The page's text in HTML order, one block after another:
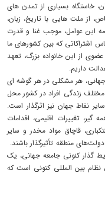
درصد جمعیت جهان، خاستگاه بسیاری از تمدن های
از ملت هایی با تاریخ، زبان،
عوامل، موجب غنا و قدرت
اشتراکاتی که بین کشورهای ‌ما
از این خانواده بزرگ، تعهد
داریم.
هر مشکلی در هر گوشه ای
مختلف زندگی افراد در کشور محل
نقاط جهان نیز اثرگذار است.
گیر، تغییرات اقلیمی، اقدامات
قاچاق مواد مخدر و سایر
منطقه تأثیرگذار باشند.
گذار کنونی جامعه جهانی، یک
بین المللی کنونی است که